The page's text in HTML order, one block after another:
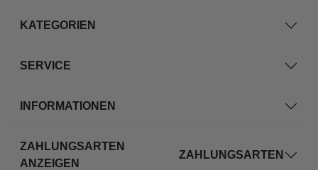
KATEGORIEN
SERVICE
INFORMATIONEN
ZAHLUNGSARTEN
ANZEIGEN
ZAHLUNGSARTEN